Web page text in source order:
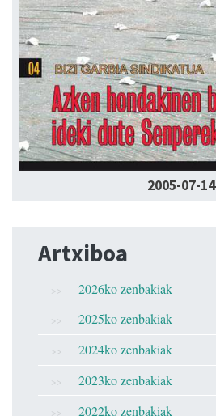
2005-07-14
Artxiboa
2026ko zenbakiak
2025ko zenbakiak
2024ko zenbakiak
2023ko zenbakiak
2022ko zenbakiak